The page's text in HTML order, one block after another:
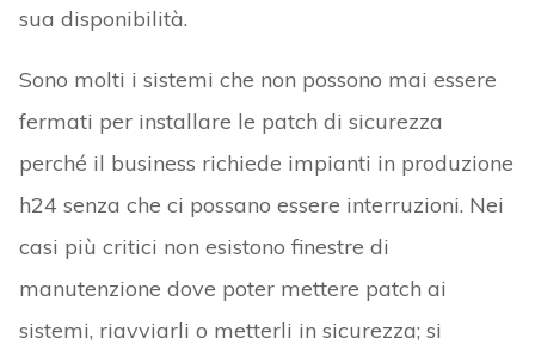
sua disponibilità.
Sono molti i sistemi che non possono mai essere
fermati per installare le patch di sicurezza
perché il business richiede impianti in produzione
h24 senza che ci possano essere interruzioni. Nei
casi più critici non esistono finestre di
manutenzione dove poter mettere patch ai
sistemi, riavviarli o metterli in sicurezza; si